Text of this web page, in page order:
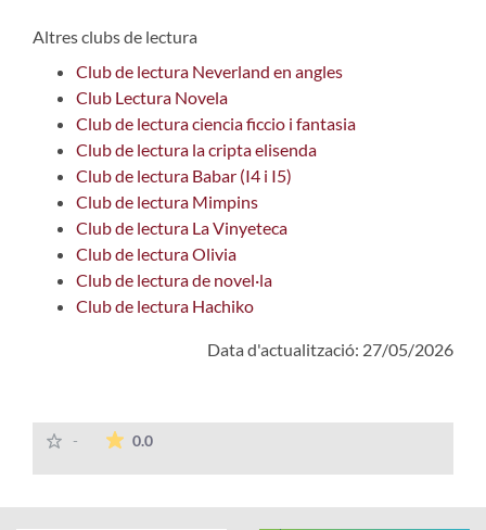
Altres clubs de lectura
Club de lectura Neverland en angles
Club Lectura Novela
Club de lectura ciencia ficcio i fantasia
Club de lectura la cripta elisenda
Club de lectura Babar (I4 i I5)
Club de lectura Mimpins
Club de lectura La Vinyeteca
Club de lectura Olivia
Club de lectura de novel·la
Club de lectura Hachiko
Data d'actualització: 27/05/2026
- 0.0La mitjana de les valoracions és de 0 estrelles